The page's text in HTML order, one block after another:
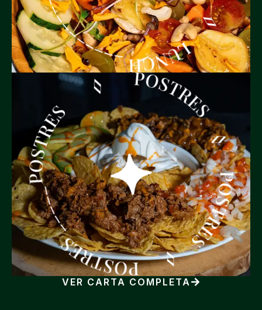
VER CARTA COMPLETA